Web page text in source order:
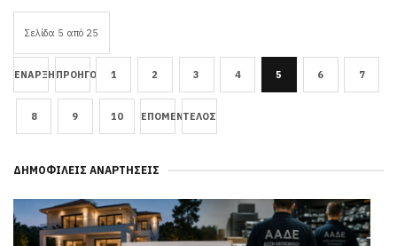
Σελίδα 5 από 25
ΈΝΑΡΞΗ ΠΡΟΗΓΟΎΜΕΝΟ
1 2 3 4 5 6 7
8 9 10 ΕΠΌΜΕΝΟΤΈΛΟΣ
ΔΗΜΟΦΙΛΕΊΣ ΑΝΑΡΤΉΣΕΙΣ